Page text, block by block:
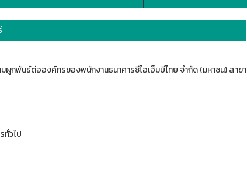
ผูกพันธ์ต่อองค์กรของพนักงานธนาคารซีไอเอ็มบีไทย จำกัด (มหาชน) สาขา
ทั่วไป